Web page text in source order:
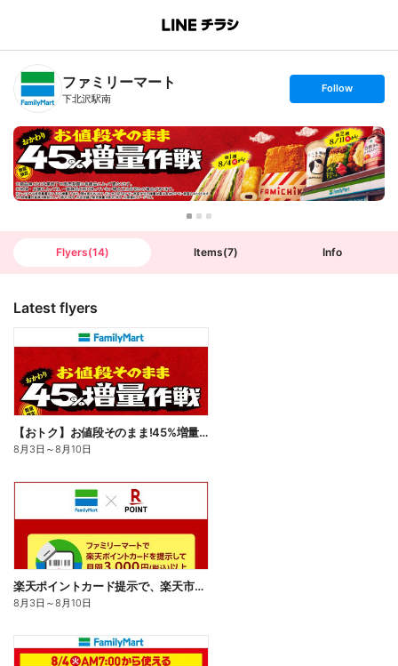
B
n
T
ファミリーマート
下北沢駅南
s
t
o
l
l
o
w
Follow
Flyers(14) Items(7) Info
Latest flyers
【おトク】お値段そのまま!45%増量作戦!
8月3日 ～8月10日
楽天ポイントカード提示で、楽天市場でのお買い物がおトクに!
8月3日 ～8月10日